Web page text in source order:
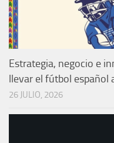
Estrategia, negocio e
llevar el fútbol español
26 JULIO, 2026